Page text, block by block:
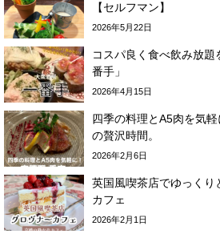
【セルフマン】
2026年5月22日
コスパ良く食べ飲み放
番手」
2026年4月15日
四季の料理とA5肉を気
の贅沢時間。
2026年2月6日
英国風喫茶店でゆっくり
カフェ
2026年2月1日